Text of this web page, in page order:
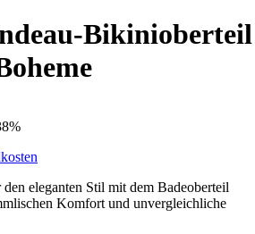
Bikinioberteil
eleganten Stil mit dem Badeoberteil
Komfort und unvergleichliche